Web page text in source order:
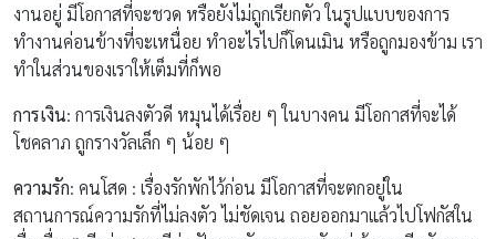
งานอยู่ มีโอกาสที่จะชวด หรือยังไม่ถูกเรียกตัว ในรูปแบบของการ
ทำงานค่อนข้างที่จะเหนื่อย ทำอะไรไปก็โดนเมิน หรือถูกมองข้าม เรา
ทำในส่วนของเราให้เต็มที่ก็พอ
การเงิน: การเงินลงตัวดี หมุนได้เรื่อย ๆ ในบางคน มีโอกาสที่จะได้
โชคลาภ ถูกรางวัลเล็ก ๆ น้อย ๆ
ความรัก: คนโสด : เรื่องรักพักไว้ก่อน มีโอกาสที่จะตกอยู่ใน
สถานการณ์ความรักที่ไม่ลงตัว ไม่ชัดเจน ถอยออกมาแล้วไปโฟกัสใน